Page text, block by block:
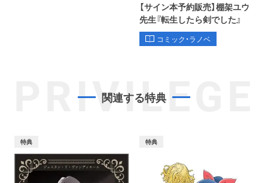
【サイン本予約販売】棚架ユウ
先生『転生したら剣でした』
コミック・ラノベ
PRIVILEGE
関連する特典
特典 特典